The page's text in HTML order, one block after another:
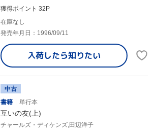
獲得ポイント 32P
在庫なし
発売年月日：1996/09/11
入荷したら知りたい
中古
書籍
単行本
互いの友(上)
チャールズ・ディケンズ,田辺洋子